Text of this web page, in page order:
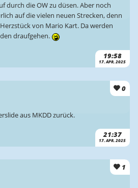
19:58
17. APR. 2025
durch die OW zu düsen. Aber noch
auf die vielen neuen Strecken, denn
von Mario Kart. Da werden
draufgehen.
0
21:37
17. APR. 2025
aus MKDD zurück.
1